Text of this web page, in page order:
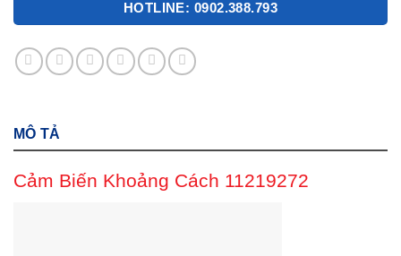
HOTLINE: 0902.388.793
MÔ TẢ
Cảm Biến Khoảng Cách 11219272